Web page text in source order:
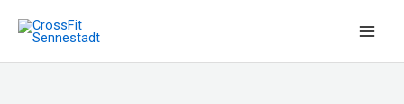
Inhalt
springen